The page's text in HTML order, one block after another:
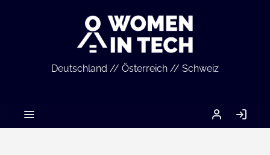
Deutschland // Österreich // Schweiz
MEIN
ACCOUNT